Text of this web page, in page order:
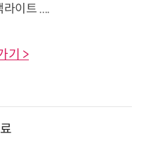
라이트 ....
기 >